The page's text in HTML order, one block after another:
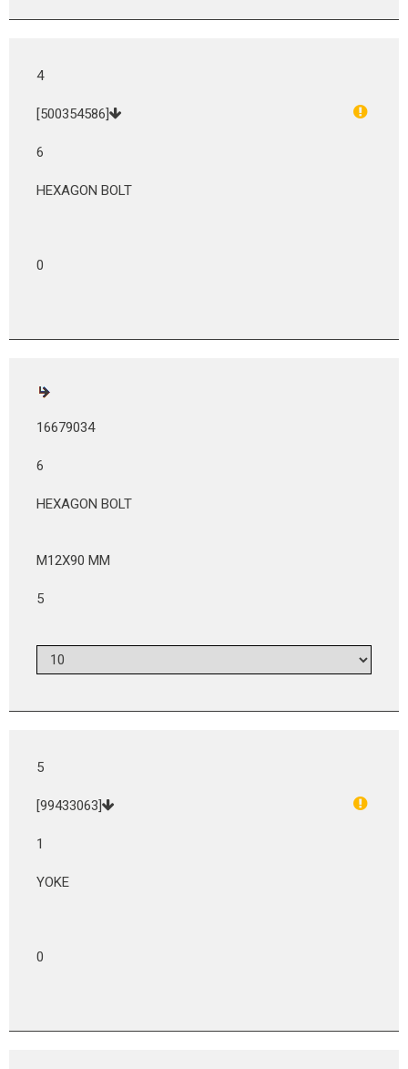
4
[500354586]
6
HEXAGON BOLT
0
16679034
6
HEXAGON BOLT
M12X90 MM
5
5
[99433063]
1
YOKE
0